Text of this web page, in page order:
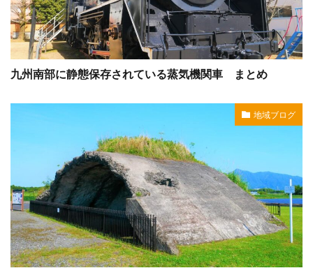
九州南部に静態保存されている蒸気機関車 まとめ
地域ブログ